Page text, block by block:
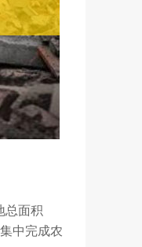
总面积
中完成农